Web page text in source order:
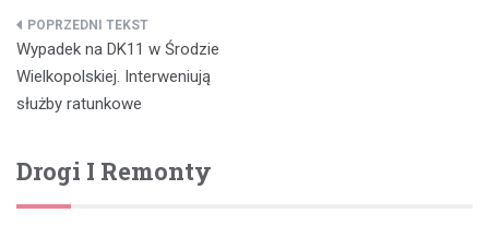
Nawigacja
wpisu
Wypadek na DK11 w Środzie
Wielkopolskiej. Interweniują
służby ratunkowe
Drogi I Remonty